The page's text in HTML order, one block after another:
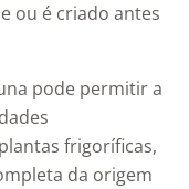
ou é criado antes
pode permitir a
frigoríficas,
da origem